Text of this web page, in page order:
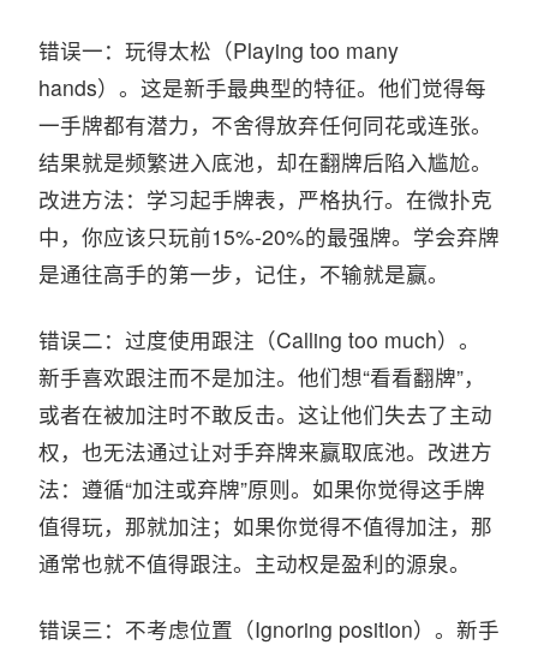
错误一：玩得太松（Playing too many
hands）。这是新手最典型的特征。他们觉得每
一手牌都有潜力，不舍得放弃任何同花或连张。
结果就是频繁进入底池，却在翻牌后陷入尴尬。
改进方法：学习起手牌表，严格执行。在微扑克
中，你应该只玩前15%-20%的最强牌。学会弃牌
是通往高手的第一步，记住，不输就是赢。
错误二：过度使用跟注（Calling too much）。
新手喜欢跟注而不是加注。他们想“看看翻牌”，
或者在被加注时不敢反击。这让他们失去了主动
权，也无法通过让对手弃牌来赢取底池。改进方
法：遵循“加注或弃牌”原则。如果你觉得这手牌
值得玩，那就加注；如果你觉得不值得加注，那
通常也就不值得跟注。主动权是盈利的源泉。
错误三：不考虑位置（Ignoring position）。新手